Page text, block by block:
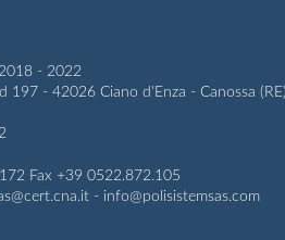
- 2022
197 - 42026 Ciano d'Enza - Canossa (RE)
Fax +39 0522.872.105
- info@polisistemsas.com